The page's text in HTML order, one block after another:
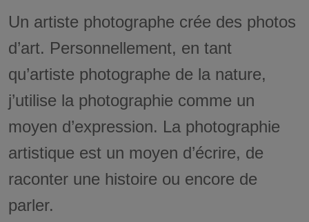
Un artiste photographe crée des photos
d’art. Personnellement, en tant
qu’artiste photographe de la nature,
j’utilise la photographie comme un
moyen d’expression. La photographie
artistique est un moyen d’écrire, de
raconter une histoire ou encore de
parler.